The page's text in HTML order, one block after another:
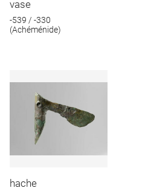
vase
-539 / -330
(Achéménide)
hache